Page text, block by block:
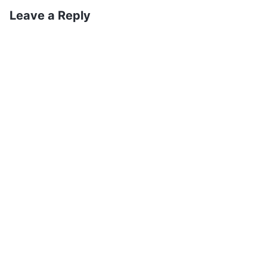
て戸を閉ざしては駄目で、賢い乙女になり、主の御
Leave a Reply